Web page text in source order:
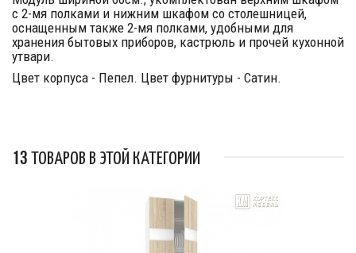
с 2-мя полками и нижним шкафом со столешницей,
оснащенным также 2-мя полками, удобными для
хранения бытовых приборов, кастрюль и прочей кухонной
утвари.
Цвет корпуса - Пепел. Цвет фурнитуры - Сатин.
13 ТОВАРОВ В ЭТОЙ КАТЕГОРИИ